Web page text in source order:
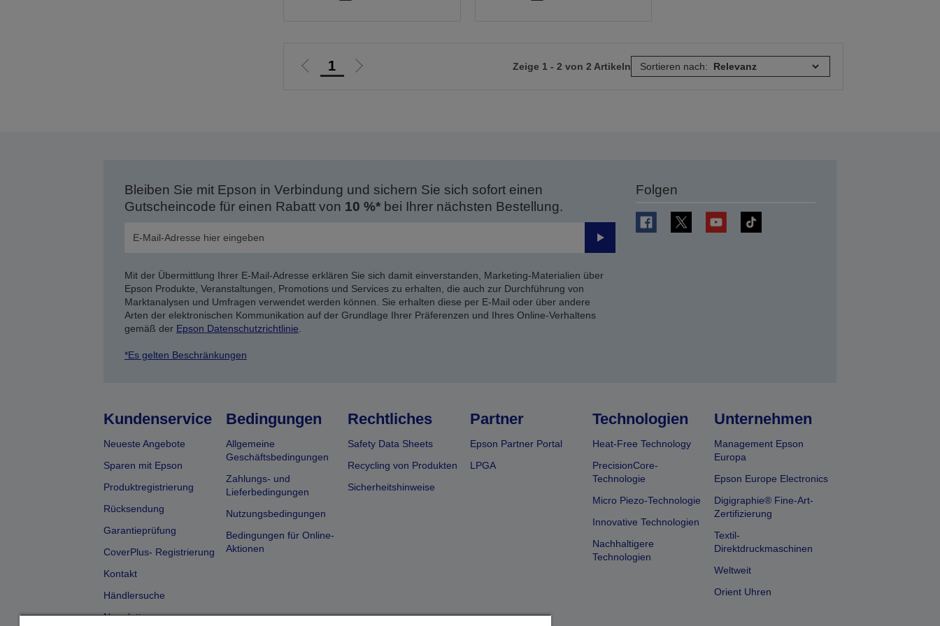
Zur 1
Zur
Zeige 1 - 2 von 2 Artikeln Sortieren nach:
Bleiben Sie mit Epson in Verbindung und sichern Sie sich sofort einen
Gutscheincode für einen Rabatt von 10 %*bei Ihrer nächsten Bestellung.
Senden
Mit der Übermittlung Ihrer E-Mail-Adresse erklären Sie sich damit einverstanden, Marketing-Materialien über
Epson Produkte, Veranstaltungen, Promotions und Services zu erhalten, die auch zur Durchführung von
Marktanalysen und Umfragen verwendet werden können. Sie erhalten diese per E-Mail oder über andere
Arten der elektronischen Kommunikation auf der Grundlage Ihrer Präferenzen und Ihres Online-Verhaltens
gemäß der Epson Datenschutzrichtlinie
*Es gelten Beschränkungen
Folgen
Kundenservice
Neueste Angebote
Sparen mit Epson
Produktregistrierung
Rücksendung
Garantieprüfung
CoverPlus- Registrierung
Kontakt
Händlersuche
Newsletter
Bedingungen
Allgemeine
Geschäftsbedingungen
Zahlungs- und
Lieferbedingungen
Nutzungsbedingungen
Bedingungen für Online-
Aktionen
Rechtliches
Safety Data Sheets
Recycling von Produkten
Sicherheitshinweise
Partner
Epson Partner Portal
LPGA
Technologien
Heat-Free Technology
PrecisionCore-
Technologie
Micro Piezo-Technologie
Innovative Technologien
Nachhaltigere
Technologien
Unternehmen
Management Epson
Europa
Epson Europe Electronics
Digigraphie® Fine-Art-
Zertifizierung
Textil-
Direktdruckmaschinen
Weltweit
Orient Uhren